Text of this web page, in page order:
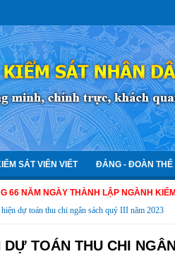
SÁT VIÊN VIẾT ĐẢNG - ĐOÀN THỂ
NGÀY THÀNH LẬP NGÀNH KIỂM SÁT
dự toán thu chi ngân sách quý III năm 2023
TOÁN THU CHI